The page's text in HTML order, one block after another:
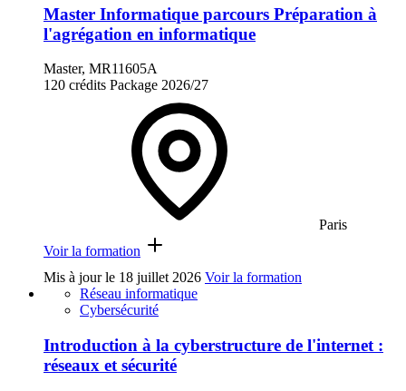
Master Informatique parcours Préparation à
l'agrégation en informatique
Master, MR11605A
120 crédits Package 2026/27
Paris
Voir la formation
Mis à jour le 18 juillet 2026 Voir la formation
Réseau informatique
Cybersécurité
Introduction à la cyberstructure de l'internet :
réseaux et sécurité